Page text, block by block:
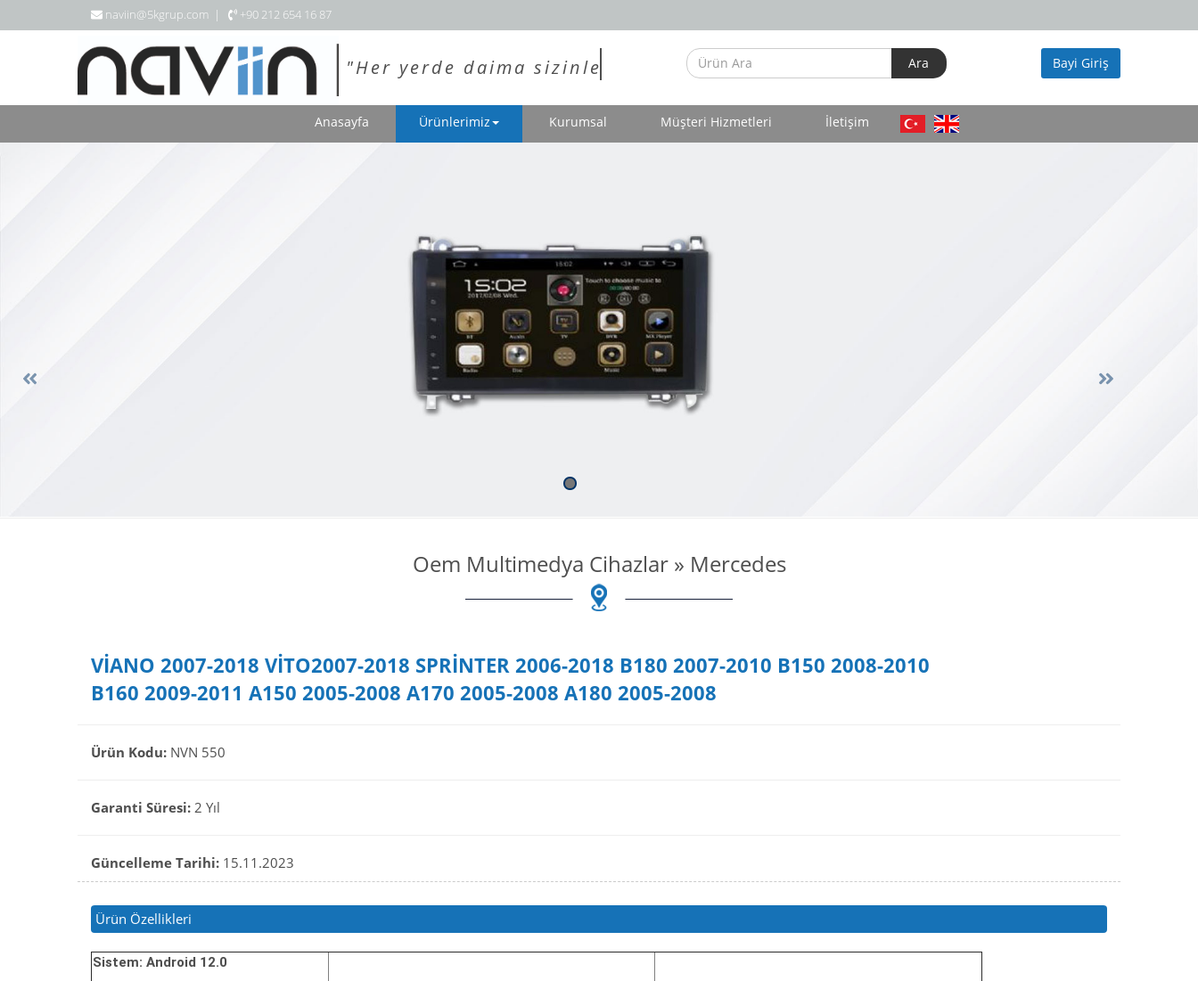
naviin@5kgrup.com | +90 212 654 16 87
"Her yerde daima sizinle" Bayi Giriş
Anasayfa Ürünlerimiz Kurumsal Müşteri Hizmetleri İletişim
Next
Oem Multimedya Cihazlar» Mercedes
VİANO 2007-2018 VİTO2007-2018 SPRİNTER 2006-2018 B180 2007-2010 B150 2008-2010
B160 2009-2011 A150 2005-2008 A170 2005-2008 A180 2005-2008
Ürün Kodu: NVN 550
Garanti Süresi: 2 Yıl
Güncelleme Tarihi: 15.11.2023
Ürün Özellikleri
Sistem: Android 12.0